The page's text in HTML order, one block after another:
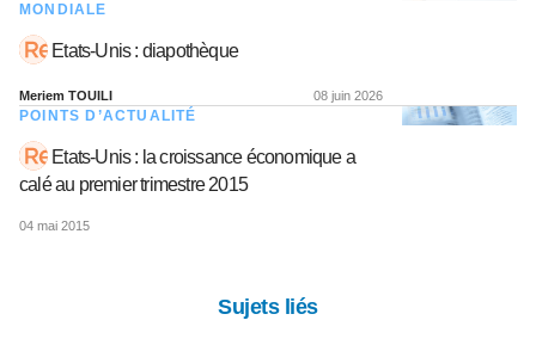
MONDIALE
Etats-Unis : diapothèque
Meriem TOUILI 08 juin 2026
POINTS D’ACTUALITÉ
Etats-Unis : la croissance économique a
calé au premier trimestre 2015
04 mai 2015
Sujets liés